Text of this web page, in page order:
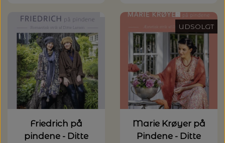
Friedrich på
pindene - Ditte
UDSOLGT
Marie Krøyer på
Pindene - Ditte